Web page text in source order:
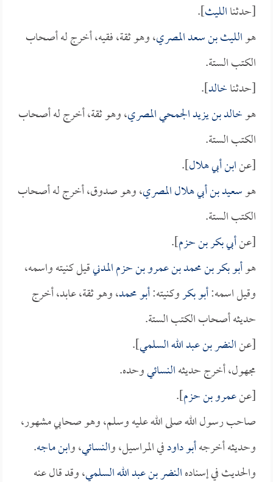
[حدثناالليث].
هوالليث بن سعد المصري، وهو ثقة، فقيه، أخرج له أصحاب
الكتب الستة.
[حدثناخالد].
هوخالد بن يزيد الجمحي المصري، وهو ثقة، أخرج له أصحاب
الكتب الستة.
[عنابن أبي هلال].
هوسعيد بن أبي هلال المصري، وهو صدوق، أخرج له أصحاب
الكتب الستة.
[عنأبي بكر بن حزم].
هوأبو بكر بن محمد بن عمرو بن حزم المدنيقيل كنيته واسمه،
وقيل اسمه:أبو بكروكنيته:أبو محمد، وهو ثقة، عابد، أخرج
حديثه أصحاب الكتب الستة.
[عنالنضر بن عبد الله السلمي].
مجهول، أخرج حديثهالنسائيوحده.
[عنعمرو بن حزم].
صاحب رسول الله صلى الله عليه وسلم، وهو صحابي مشهور،
وحديثه أخرجهأبو داودفي المراسيل، والنسائي، وابن ماجه.
والحديث في إسنادهالنضر بن عبد الله السلمي، وقد قال عنه